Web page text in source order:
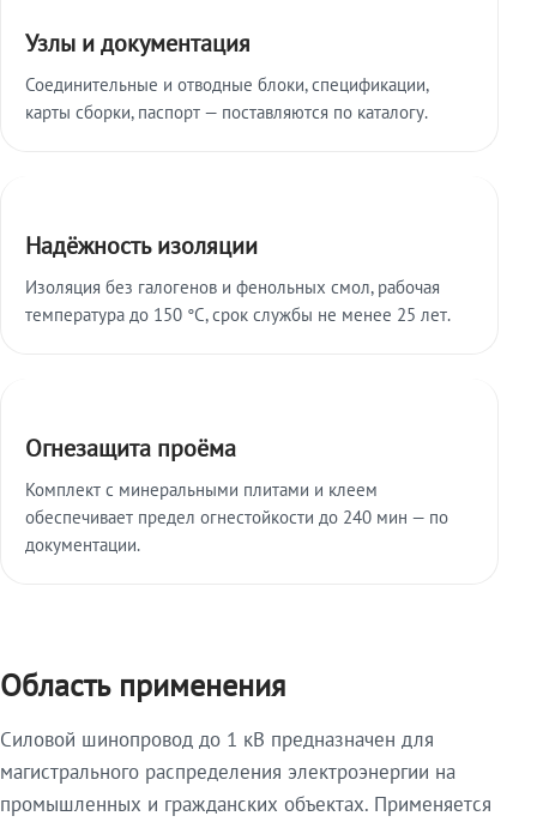
Узлы и документация
Соединительные и отводные блоки, спецификации,
карты сборки, паспорт — поставляются по каталогу.
Надёжность изоляции
Изоляция без галогенов и фенольных смол, рабочая
температура до 150 °C, срок службы не менее 25 лет.
Огнезащита проёма
Комплект с минеральными плитами и клеем
обеспечивает предел огнестойкости до 240 мин — по
документации.
Область применения
Силовой шинопровод до 1 кВ предназначен для
магистрального распределения электроэнергии на
промышленных и гражданских объектах. Применяется